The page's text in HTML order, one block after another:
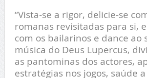
“Vista-se a rigor, delicie-se
romanas revisitadas para si,
com os bailarinos e dance ao
música do Deus Lupercus,
as pantominas dos actores,
estratégias nos jogos, saúde